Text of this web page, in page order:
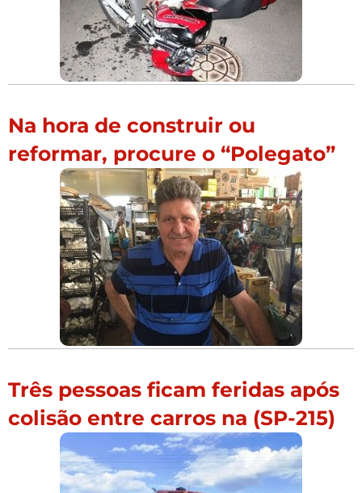
Na hora de construir ou
reformar, procure o “Polegato”
Três pessoas ficam feridas após
colisão entre carros na (SP-215)